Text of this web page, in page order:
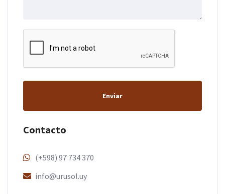
Enviar
Contacto
(+598) 97 734 370
info@urusol.uy